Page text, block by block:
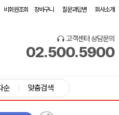
비회원조회 장바구니 질문과답변 회사소개
고객센터 상담문의
02.500.5900
순 맞춤검색